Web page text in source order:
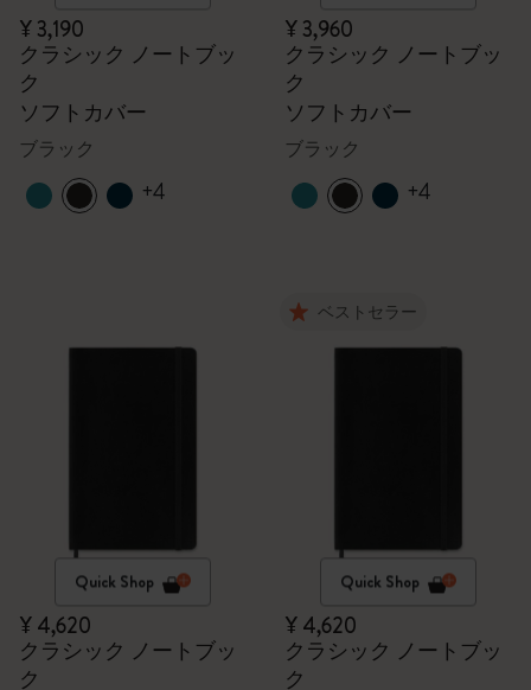
¥ 3,190
クラシック ノートブッ
ク
ソフトカバー
ブラック
+4
¥ 3,960
クラシック ノートブッ
ク
ソフトカバー
ブラック
+4
Quick Shop
¥ 4,620
クラシック ノートブッ
ク
ベストセラー
Quick Shop
¥ 4,620
クラシック ノートブッ
ク